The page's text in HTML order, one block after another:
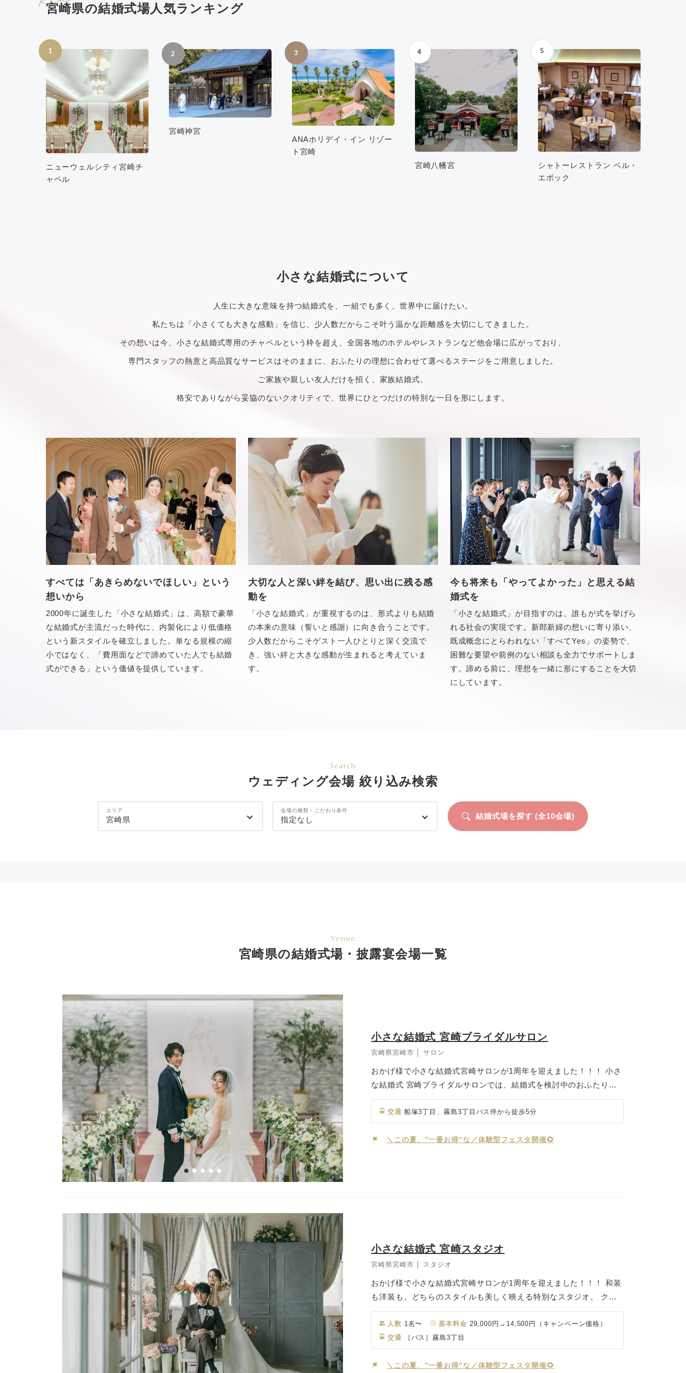
宮崎県の結婚式場人気ランキング
1
ニューウェルシティ宮崎チ
ャペル
2
宮崎神宮
3
ANAホリデイ・イン リゾー
ト宮崎
4
宮崎八幡宮
5
シャトーレストラン ベル・
エポック
小さな結婚式について
人生に大きな意味を持つ結婚式を、一組でも多く、世界中に届けたい。
私たちは「小さくても大きな感動」を信じ、少人数だからこそ叶う温かな距離感を大切にしてきました。
その想いは今、小さな結婚式専用のチャペルという枠を超え、全国各地のホテルやレストランなど他会場に広がっており、
専門スタッフの熱意と高品質なサービスはそのままに、おふたりの理想に合わせて選べるステージをご用意しました。
ご家族や親しい友人だけを招く、家族結婚式。
格安でありながら妥協のないクオリティで、世界にひとつだけの特別な一日を形にします。
すべては「あきらめないでほしい」という
想いから
2000年に誕生した「小さな結婚式」は、高額で豪華
な結婚式が主流だった時代に、内製化により低価格
という新スタイルを確立しました。単なる規模の縮
小ではなく、「費用面などで諦めていた人でも結婚
式ができる」という価値を提供しています。
大切な人と深い絆を結び、思い出に残る感
動を
「小さな結婚式」が重視するのは、形式よりも結婚
の本来の意味（誓いと感謝）に向き合うことです。
少人数だからこそゲスト一人ひとりと深く交流で
き、強い絆と大きな感動が生まれると考えていま
す。
今も将来も「やってよかった」と思える結
婚式を
「小さな結婚式」が目指すのは、誰もが式を挙げら
れる社会の実現です。新郎新婦の想いに寄り添い、
既成概念にとらわれない「すべてYes」の姿勢で、
困難な要望や前例のない相談も全力でサポートしま
す。諦める前に、理想を一緒に形にすることを大切
にしています。
Search
ウェディング会場 絞り込み検索
エリア
宮崎県
会場の種類・こだわり条件
指定なし 結婚式場を探す (全10会場)
Venue
宮崎県の結婚式場・披露宴会場一覧
小さな結婚式 宮崎ブライダルサロン
宮崎県宮崎市 │ サロン
おかげ様で小さな結婚式宮崎サロンが1周年を迎えました！！！ 小さ
な結婚式 宮崎ブライダルサロンでは、結婚式を検討中のおふたりに
向けて、さまざまなスタイルをご提案しています。 ホテルやレスト
ランウェディング、神社式などの結婚式からフォトウェディングも相
談可能。 中でも、少人数結婚式や家族婚、アットホームな結婚式を
ご希望の方にはぴったりのプランをご用意。 「結婚式はしたいけ
交通 船塚3丁目、霧島3丁目バス停から徒歩5分
＼この夏、”一番お得”な／体験型フェスタ開催🌻
小さな結婚式 宮崎スタジオ
宮崎県宮崎市 │ スタジオ
おかげ様で小さな結婚式宮崎サロンが1周年を迎えました！！！ 和装
も洋装も、どちらのスタイルも美しく映える特別なスタジオ。 クラ
シカルな洋の世界観と、しっとりと品のある和の空気感── おふたり
の“らしさ”に合わせて自由に選べます♪ 上質なインテリアと自然光が
織りなす空間は、 どんなシーンでもドラマチックに仕上がるのが魅
力。 気取らず、でもしっかり特別感のある撮影をしたいカップルに
ぴったりです♡ ご家族とのお写真も、大切なペットとの撮影もOK♪
人数 1名〜 基本料金 29,000円→14,500円（キャンペーン価格）
交通 ［バス］霧島3丁目
＼この夏、”一番お得”な／体験型フェスタ開催🌻